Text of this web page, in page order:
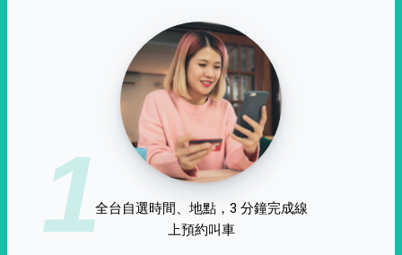
1全台自選時間、地點，3 分鐘完成線
上預約叫車